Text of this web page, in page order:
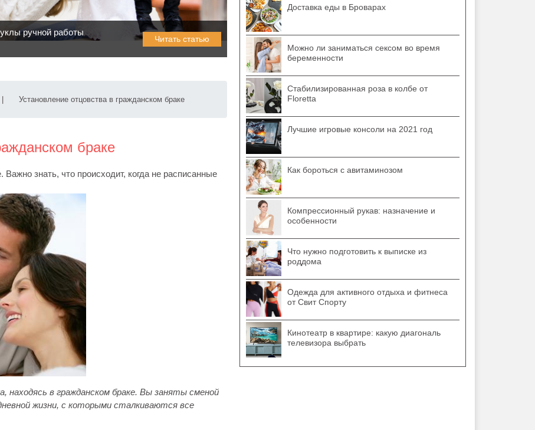
ручной работы
Читать статью
Установление отцовства в гражданском браке
браке
знать, что происходит, когда не расписанные
в гражданском браке. Вы заняты сменой
жизни, с которыми сталкиваются все
Доставка еды в Броварах
Можно ли заниматься сексом во время
беременности
Стабилизированная роза в колбе от
Floretta
Лучшие игровые консоли на 2021 год
Как бороться с авитаминозом
Компрессионный рукав: назначение и
особенности
Что нужно подготовить к выписке из
роддома
Одежда для активного отдыха и фитнеса
от Свит Спорту
Кинотеатр в квартире: какую диагональ
телевизора выбрать